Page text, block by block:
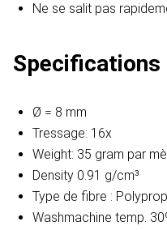
Ne se salit pas
Specifications
Ø = 8 mm
Tressage: 16x
Weight: 35 gram par
Density 0.91 g/cm³
Type de fibre :
Washmachine temp.